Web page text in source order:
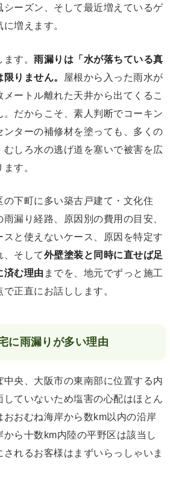
シーズン、そして最近増えているゲ
増えます。
ます。雨漏りは「水が落ちている真
りません。
屋根から入った雨水が
ートル離れた天井から出てくるこ
。だからこそ、素人判断でコーキン
ンターの補修材を塗っても、多くの
むしろ水の逃げ道を塞いで被害を広
す。
の下町に多い築古戸建て・文化住
漏り経路、原因別の費用の目安、
スと使えないケース、原因を特定す
、そして外壁塗装と同時に直せば足
済む理由 までを、地元でずっと施工
正直にお話しします。
に雨漏りが多い理由
央、大阪市の東南部に位置する内
していないため塩害の心配はほとん
おおむね海岸から数km以内の沿岸
ら十数km内陸の平野区は該当し
されるお客様はまずいらっしゃいま